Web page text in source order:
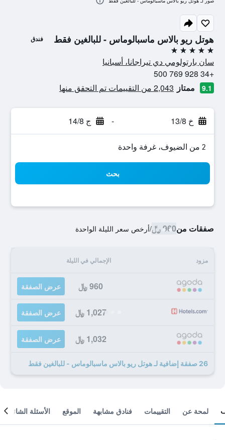
هوتل ريو بالاس ماسبالوماس - للبالغين فقط فندق
5 نجوم
سان بارتولومي دي تيراجانا، أسبانيا
+34 928 769 500
9.1 ممتاز 2,043 من التقييمات تم التحقق منها
خ 13/8 - ج 14/8
2 من الضيوف، غرفة واحدة
بحث
صفقات من960 ﷼ /أرخص سعر الليلة الواحدة
مزود الإجمالي في الليلة
960 ﷼ عرض الصفقة
1,027 ﷼ عرض الصفقة
1,032 ﷼ عرض الصفقة
26 صفقة إضافية لـ هوتل ريو بالاس ماسبالوماس - للبالغين فقط
لمحة عن التقييمات فنادق مشابهة الموقع الأسئلة الشائعة